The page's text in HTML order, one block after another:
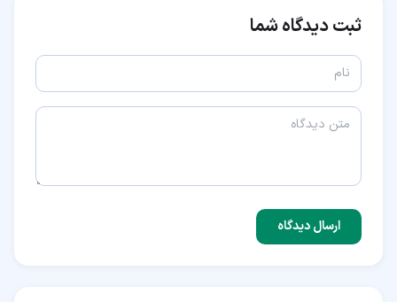
ثبت دیدگاه شما
ارسال دیدگاه